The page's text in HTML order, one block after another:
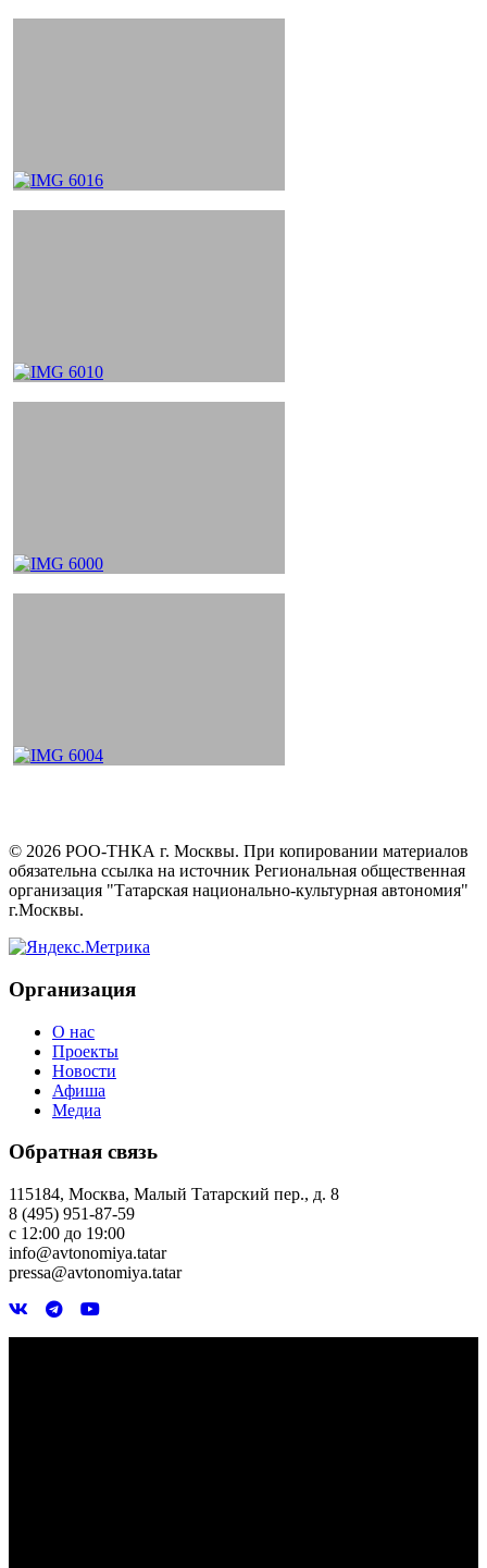
© 2026 РОО-ТНКА г. Москвы. При копировании материалов
обязательна ссылка на источник Региональная общественная
организация "Татарская национально-культурная автономия"
г.Москвы.
Организация
О нас
Проекты
Новости
Афиша
Медиа
Обратная связь
115184, Москва, Малый Татарский пер., д. 8
8 (495) 951-87-59
с 12:00 до 19:00
info@avtonomiya.tatar
pressa@avtonomiya.tatar